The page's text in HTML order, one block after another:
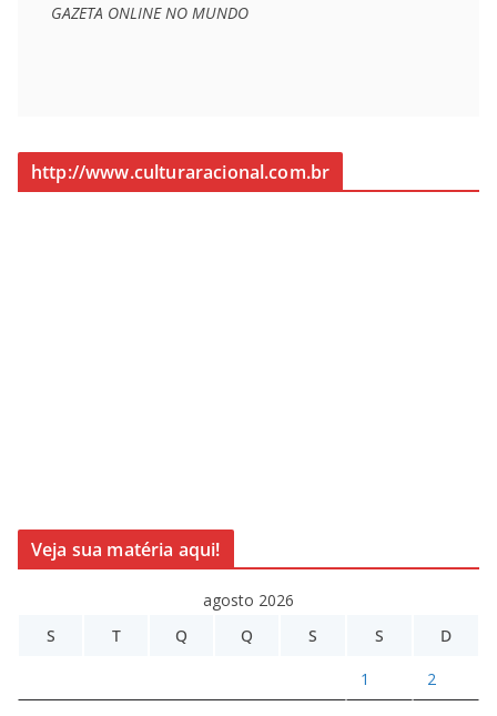
GAZETA ONLINE NO MUNDO
http://www.culturaracional.com.br
Veja sua matéria aqui!
agosto 2026
S
T Q Q S S D
1 2